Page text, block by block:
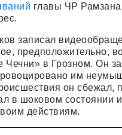
главы ЧР
записал
предположительно,
Чечни» в Грозном. Он
им
он сбежал,
в шоковом состоянии
действиям.